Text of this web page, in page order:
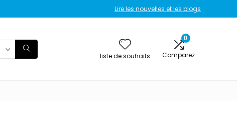
Lire les nouvelles et les blogs
liste de souhaits
0
Comparez